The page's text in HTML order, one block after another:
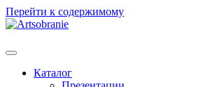
Перейти к содержимому
Каталог